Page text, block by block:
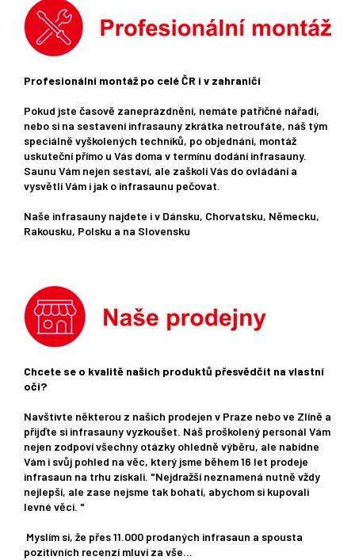
Profesionální montáž po celé ČR i v zahraničí
Pokud jste časově zaneprázdnění, nemáte patřičné nářadí,
nebo si na sestavení infrasauny zkrátka netroufáte, náš tým
speciálně vyškolených techniků, po objednání, montáž
uskuteční přímo u Vás doma v termínu dodání infrasauny.
Saunu Vám nejen sestaví, ale zaškolí Vás do ovládání a
vysvětlí Vám i jak o infrasaunu pečovat.
Naše infrasauny najdete i v Dánsku, Chorvatsku, Německu,
Rakousku, Polsku a na Slovensku
Chcete se o kvalitě našich produktů přesvědčit na vlastní
oči?
Navštivte některou z našich prodejen v Praze nebo ve Zlíně a
přijďte si infrasauny vyzkoušet. Náš proškolený personál Vám
nejen zodpoví všechny otázky ohledně výběru, ale nabídne
Vám i svůj pohled na věc, který jsme během 16 let prodeje
infrasaun na trhu získali. "Nejdražší neznamená nutně vždy
nejlepší, ale zase nejsme tak bohatí, abychom si kupovali
levné věci. "
Myslím si, že přes 11.000 prodaných infrasaun a spousta
pozitivních recenzí mluví za vše...